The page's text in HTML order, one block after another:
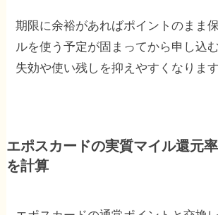
期限に余裕があればポイントのまま
ルを使う予定が固まってから申し込
失効や使い残しを抑えやすくなります
エポスカードの実質マイル還元
を計算